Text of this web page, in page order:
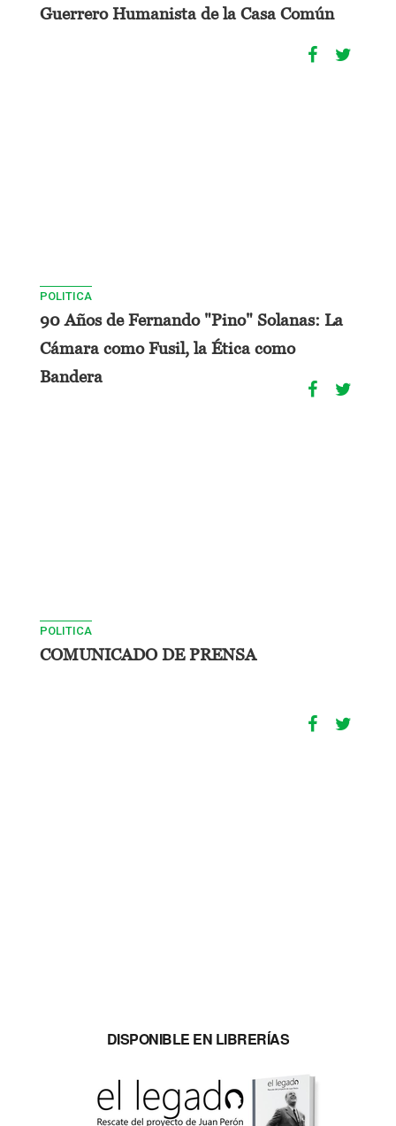
Guerrero Humanista de la Casa Común
POLITICA
90 Años de Fernando "Pino" Solanas: La
Cámara como Fusil, la Ética como
Bandera
POLITICA
COMUNICADO DE PRENSA
DISPONIBLE EN LIBRERÍAS